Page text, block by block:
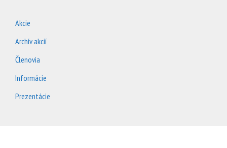
Akcie
Archív akcií
Členovia
Informácie
Prezentácie